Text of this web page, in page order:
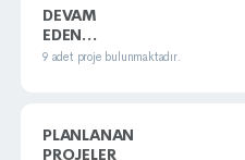
DEVAM
EDEN
PROJELER
9 adet proje bulunmaktadır.
PLANLANAN
PROJELER